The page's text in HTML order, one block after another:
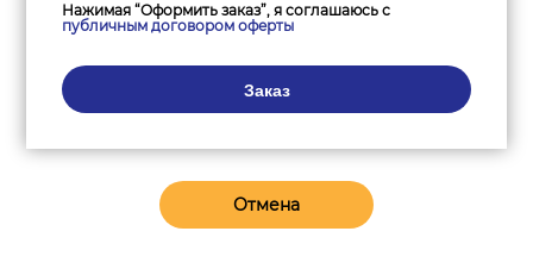
Нажимая “Оформить заказ”, я соглашаюсь с
публичным договором оферты
Заказ
Отмена